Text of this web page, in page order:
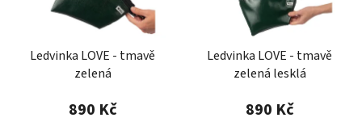
Ledvinka LOVE - tmavě
zelená
890 Kč
Ledvinka LOVE - tmavě
zelená lesklá
890 Kč